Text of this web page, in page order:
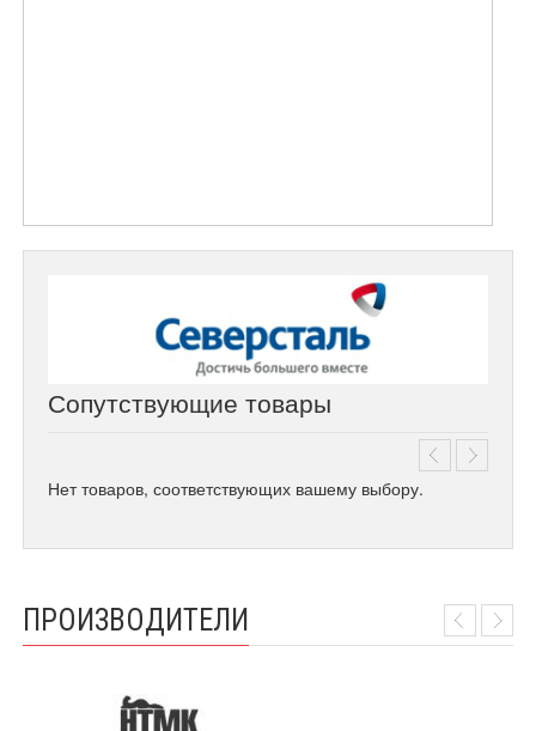
Сопутствующие товары
Нет товаров, соответствующих вашему выбору.
ПРОИЗВОДИТЕЛИ